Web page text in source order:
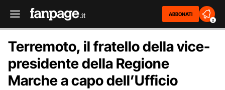
ABBONATI
2
Terremoto, il fratello della vice-
presidente della Regione
Marche a capo dell’Ufficio